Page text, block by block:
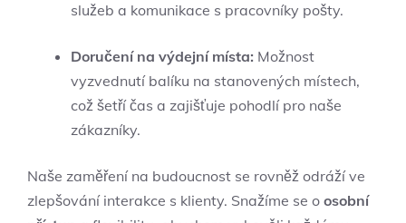
služeb a komunikace s pracovníky pošty.
Doručení na výdejní místa: Možnost
vyzvednutí balíku na stanovených místech,
což šetří čas a zajišťuje pohodlí pro naše
zákazníky.
Naše zaměření na budoucnost se rovněž odráží ve
zlepšování interakce s klienty. Snažíme se o osobní